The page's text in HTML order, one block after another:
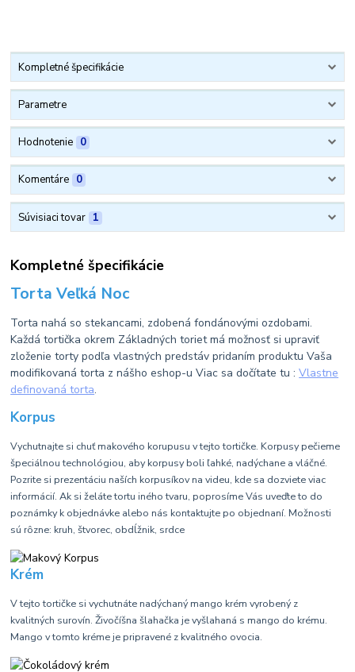
Kompletné špecifikácie
Parametre
Hodnotenie 0
Komentáre 0
Súvisiaci tovar 1
Kompletné špecifikácie
Torta Veľká Noc
Torta nahá so stekancami, zdobená fondánovými ozdobami.
Každá tortička okrem Základných toriet má možnosť si upraviť
zloženie torty podľa vlastných predstáv pridaním produktu Vaša
modifikovaná torta z nášho eshop-u Viac sa dočítate tu :Vlastne
definovaná torta.
Korpus
Vychutnajte si chuť makového korupusu v tejto tortičke. Korpusy pečieme
špeciálnou technológiou, aby korpusy boli ľahké, nadýchane a vláčné.
Pozrite si prezentáciu naších korpusíkov na videu, kde sa dozviete viac
informácií. Ak si želáte tortu iného tvaru, poprosíme Vás uveďte to do
poznámky k objednávke alebo nás kontaktujte po objednaní. Možnosti
sú rôzne: kruh, štvorec, obdĺžnik, srdce
Krém
V tejto tortičke si vychutnáte nadýchaný mango krém vyrobený z
kvalitných surovín. Živočíšna šlahačka je vyšlahaná s mango do krému.
Mango v tomto kréme je pripravené z kvalitného ovocia.